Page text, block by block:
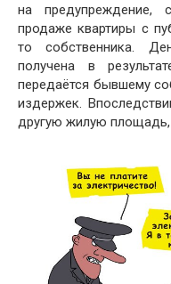
на предупреждение,
продаже квартиры с
то собственника.
получена в
передаётся бывшему
издержек.
другую жилую